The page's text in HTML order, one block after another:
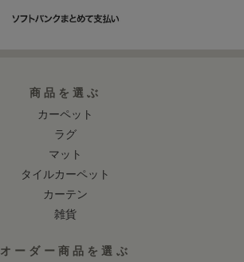
商品を選ぶ
カーペット
ラグ
マット
タイルカーペット
カーテン
雑貨
オーダー商品を選ぶ